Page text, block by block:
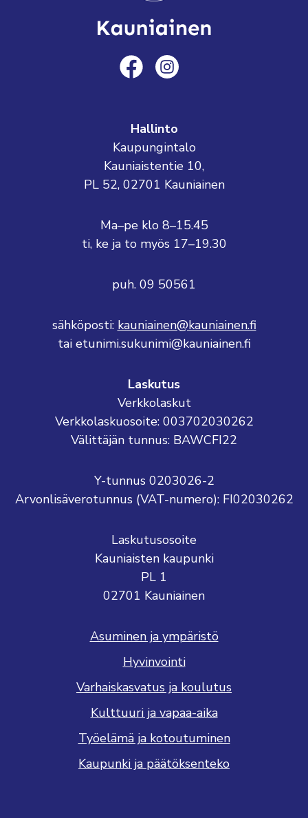
Hallinto
Kaupungintalo
Kauniaistentie 10,
PL 52, 02701 Kauniainen
Ma–pe klo 8–15.45
ti, ke ja to myös 17–19.30
puh. 09 50561
sähköposti: kauniainen@kauniainen.fi
tai etunimi.sukunimi@kauniainen.fi
Laskutus
Verkkolaskut
Verkkolaskuosoite: 003702030262
Välittäjän tunnus: BAWCFI22
Y-tunnus 0203026-2
Arvonlisäverotunnus (VAT-numero): FI02030262
Laskutusosoite
Kauniaisten kaupunki
PL 1
02701 Kauniainen
Asuminen ja ympäristö
Hyvinvointi
Varhaiskasvatus ja koulutus
Kulttuuri ja vapaa-aika
Työelämä ja kotoutuminen
Kaupunki ja päätöksenteko